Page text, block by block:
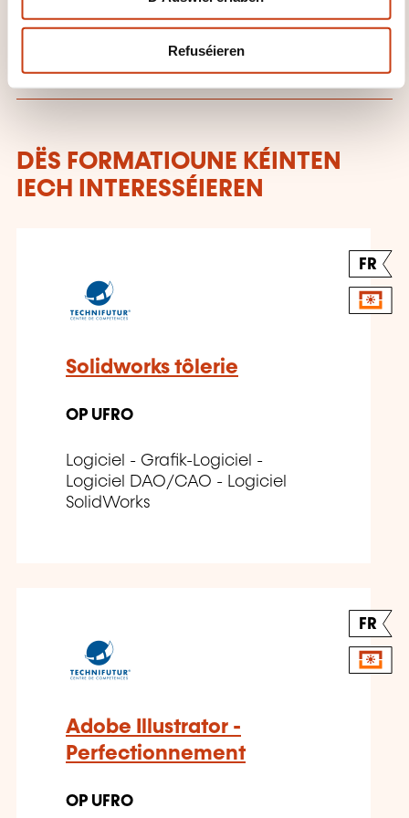
Refuséieren
Technifutur
DËS FORMATIOUNE KÉINTEN
IECH INTERESSÉIEREN
FR
Solidworks tôlerie
OP UFRO
Logiciel - Grafik-Logiciel -
Logiciel DAO/CAO - Logiciel
SolidWorks
FR
Adobe Illustrator -
Perfectionnement
OP UFRO